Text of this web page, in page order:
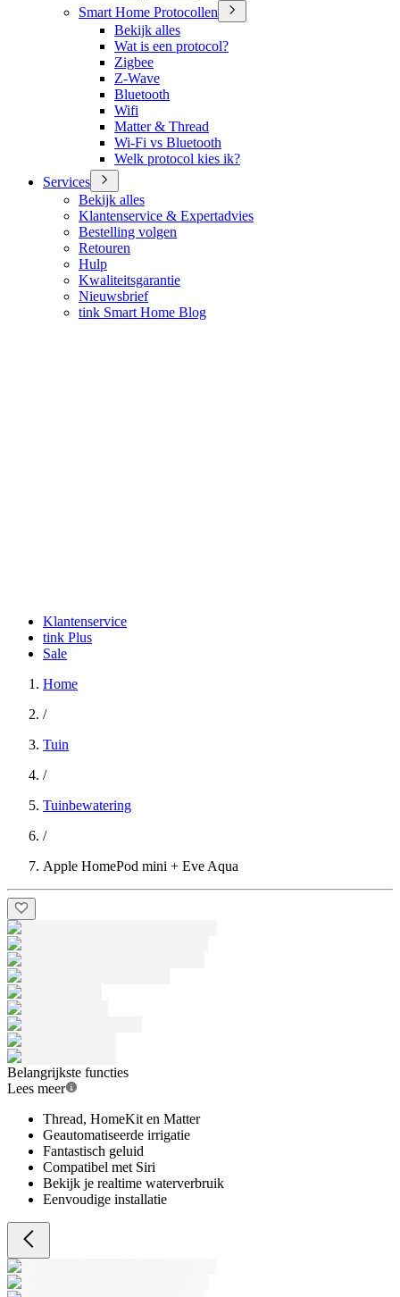
Smart Home Protocollen
Bekijk alles
Wat is een protocol?
Zigbee
Z-Wave
Bluetooth
Wifi
Matter & Thread
Wi-Fi vs Bluetooth
Welk protocol kies ik?
Services
Bekijk alles
Klantenservice & Expertadvies
Bestelling volgen
Retouren
Hulp
Kwaliteitsgarantie
Nieuwsbrief
tink Smart Home Blog
Klantenservice
tink Plus
Sale
Home
/
Tuin
/
Tuinbewatering
/
Apple HomePod mini + Eve Aqua
Belangrijkste functies
Lees meer
Thread, HomeKit en Matter
Geautomatiseerde irrigatie
Fantastisch geluid
Compatibel met Siri
Bekijk je realtime waterverbruik
Eenvoudige installatie